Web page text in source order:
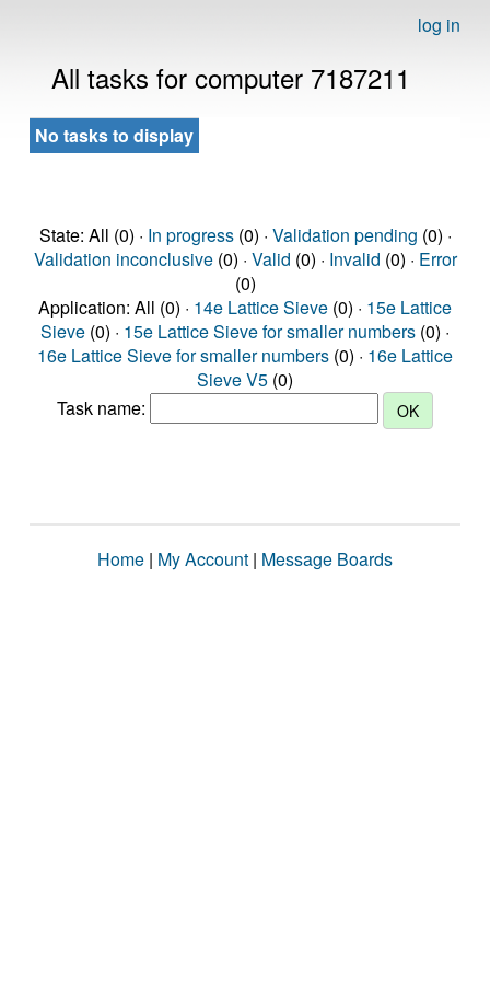
log in
All tasks for computer 7187211
No tasks to display
State: All (0) · In progress(0) · Validation pending (0) ·
Validation inconclusive(0) · Valid (0) · Invalid (0) · Error
(0)
Application: All (0) · 14e Lattice Sieve (0) · 15e Lattice
Sieve (0) · 15e Lattice Sieve for smaller numbers (0) ·
16e Lattice Sieve for smaller numbers (0) · 16e Lattice
Sieve V5 (0)
Task name:
Home | My Account | Message Boards